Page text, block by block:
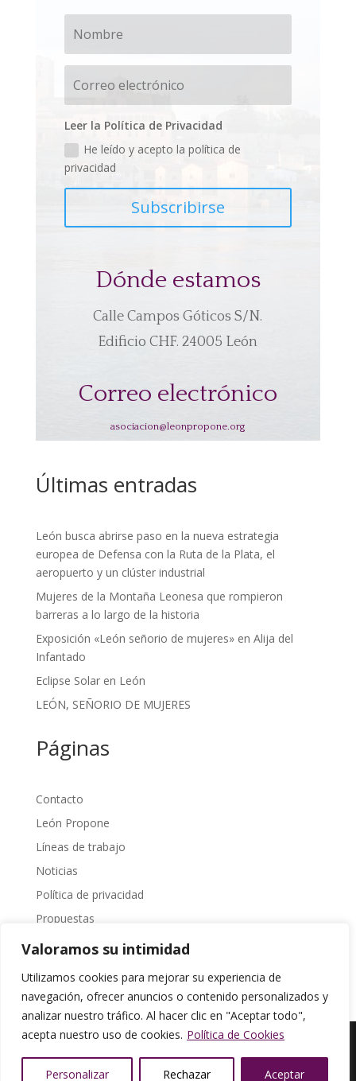
Valoramos su intimidad
Utilizamos cookies para mejorar su experiencia de
navegación, ofrecer anuncios o contenido personalizados y
analizar nuestro tráfico. Al hacer clic en "Aceptar todo",
acepta nuestro uso de cookies. Política de Cookies
Personalizar Rechazar Aceptar
Leer la Política de Privacidad
He leído y acepto la política de
privacidad
Subscribirse
Dónde estamos
Calle Campos Góticos S/N.
Edificio CHF. 24005 León
Correo electrónico
asociacion@leonpropone.org
Últimas entradas
León busca abrirse paso en la nueva estrategia
europea de Defensa con la Ruta de la Plata, el
aeropuerto y un clúster industrial
Mujeres de la Montaña Leonesa que rompieron
barreras a lo largo de la historia
Exposición «León señorio de mujeres» en Alija del
Infantado
Eclipse Solar en León
LEÓN, SEÑORIO DE MUJERES
Páginas
Contacto
León Propone
Líneas de trabajo
Noticias
Política de privacidad
Propuestas
Sobre Nosotros
© León Propone | Política de Privacidad |
diseña